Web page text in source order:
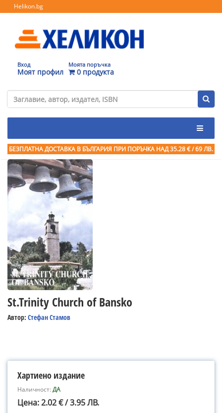
Helikon.bg
Вход
Моят профил
Моята поръчка
0 продукта
БЕЗПЛАТНА ДОСТАВКА В БЪЛГАРИЯ ПРИ ПОРЪЧКА НАД 35.28 € / 69 ЛВ.
St.Trinity Church of Bansko
Автор: Стефан Стамов
Хартиено издание
Наличност:ДА
Цена: 2.02 € / 3.95 ЛВ.